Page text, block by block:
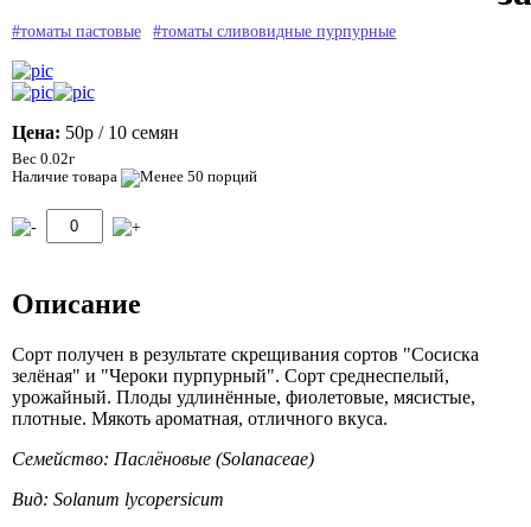
#томаты пастовые #томаты сливовидные пурпурные
Цена: 50р / 10 семян
Вес 0.02г
Наличие товара
Описание
Сорт получен в результате скрещивания сортов "Сосиска
зелёная" и "Чероки пурпурный". Сорт среднеспелый,
урожайный. Плоды удлинённые, фиолетовые, мясистые,
плотные. Мякоть ароматная, отличного вкуса.
Семейство: Паслёновые (Solanaceae)
Вид: Solanum lycopersicum